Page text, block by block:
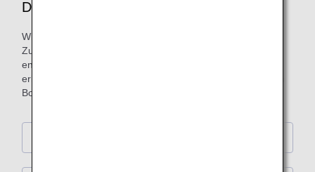
Duty-Free-Shopping an Bord
Wir bieten Originalprodukte an, die im Rahmen der
Zusammenarbeit zwischen führenden Marken und ANA
entwickelt wurden, sowie Produkte, die in Japan nicht
erhältlich sind. Genießen Sie unseren Shopping-Service an
Bord mit günstigen Duty-Free-Preisen.